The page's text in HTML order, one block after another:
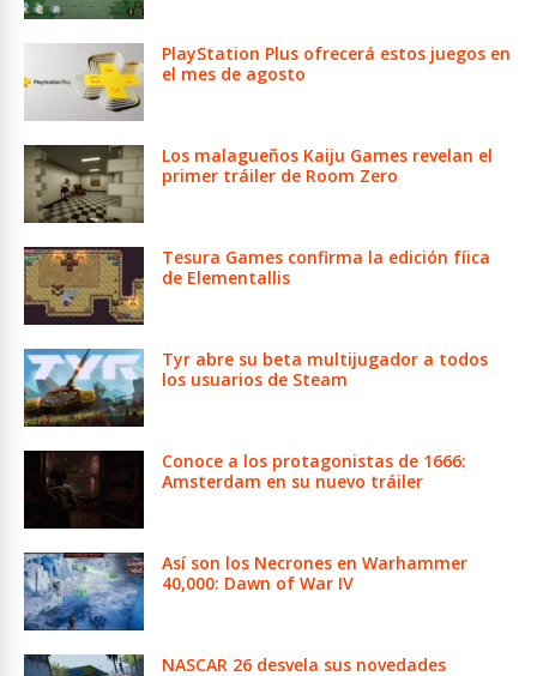
PlayStation Plus ofrecerá estos juegos en
el mes de agosto
Los malagueños Kaiju Games revelan el
primer tráiler de Room Zero
Tesura Games confirma la edición fíica
de Elementallis
Tyr abre su beta multijugador a todos
los usuarios de Steam
Conoce a los protagonistas de 1666:
Amsterdam en su nuevo tráiler
Así son los Necrones en Warhammer
40,000: Dawn of War IV
NASCAR 26 desvela sus novedades